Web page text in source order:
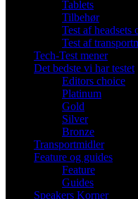
Tablets
Tilbehør
Test af headsets
Test af
Tech-Test mener
Det bedste vi har testet
Editors choice
Platinum
Gold
Silver
Bronze
Transportmidler
Feature og guides
Feature
Guides
Speakers Korner